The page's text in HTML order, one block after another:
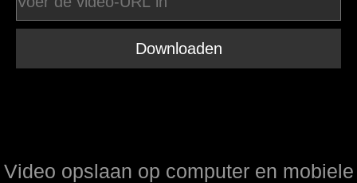
Downloaden
Video opslaan op computer en mobiele